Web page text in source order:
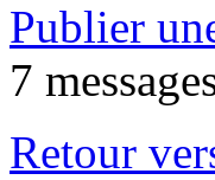
Publier
7
Retour